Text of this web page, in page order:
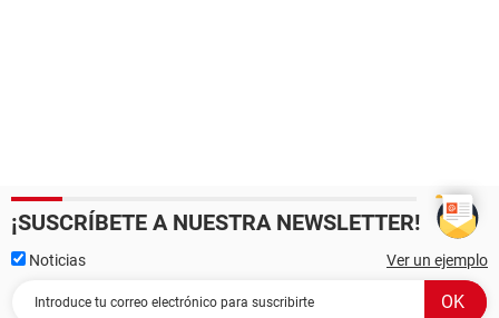
¡SUSCRÍBETE A NUESTRA NEWSLETTER!
Noticias Ver un ejemplo